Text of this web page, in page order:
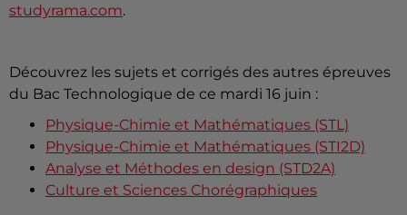
studyrama.com.
Découvrez les sujets et corrigés des autres épreuves
du Bac Technologique de ce mardi 16 juin :
Physique-Chimie et Mathématiques (STL)
Physique-Chimie et Mathématiques (STI2D)
Analyse et Méthodes en design (STD2A)
Culture et Sciences Chorégraphiques